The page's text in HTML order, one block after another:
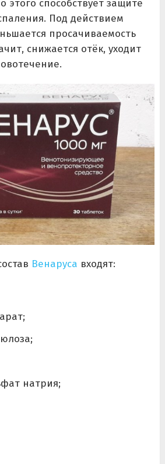
способствует защите
Под действием
просачиваемость
снижается отёк, уходит
Венаруса входят:
натрия;